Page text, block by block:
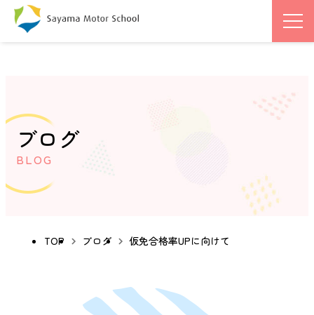
ブログ
BLOG
TOP ブログ 仮免合格率UPに向けて